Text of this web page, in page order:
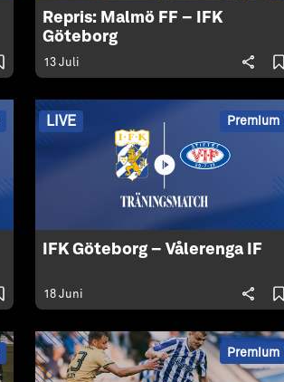
Repris: Malmö FF – IFK
Göteborg
13 Juli
LIVE Premium
IFK Göteborg – Vålerenga IF
18 Juni
Premium